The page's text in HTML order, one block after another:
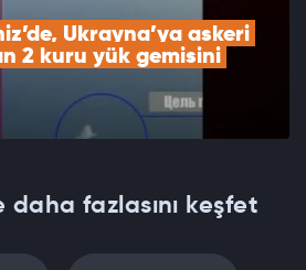
Ukrayna’ya askeri
2 kuru yük gemisini
daha fazlasını keşfet